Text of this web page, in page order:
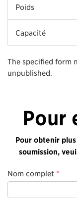
Poids
Capacité
The specified form
unpublished.
Pour
Pour obtenir
soumission,
Nom complet *